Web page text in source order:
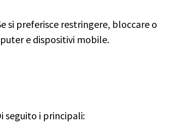
si preferisce restringere, bloccare o
e dispositivi mobile.
seguito i principali: